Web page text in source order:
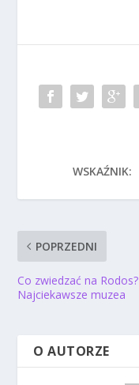
WSKAŹNIK:
POPRZEDNI
Co zwiedzać na Rodos?
Najciekawsze muzea
O AUTORZE